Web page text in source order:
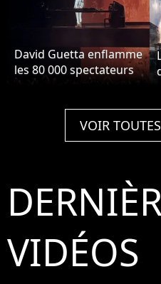
David Guetta enflamme
les 80 000 spectateurs
parisiens avec ses
VOIR
VIDÉOS